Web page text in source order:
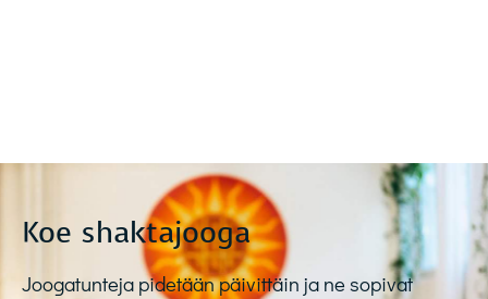
Koe shaktajooga
Joogatunteja pidetään päivittäin ja ne sopivat